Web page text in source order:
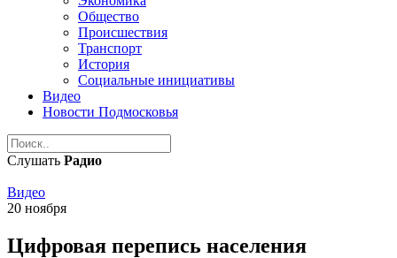
Общество
Происшествия
Транспорт
История
Социальные инициативы
Видео
Новости Подмосковья
Слушать Радио
Видео
20 ноября
Цифровая перепись населения